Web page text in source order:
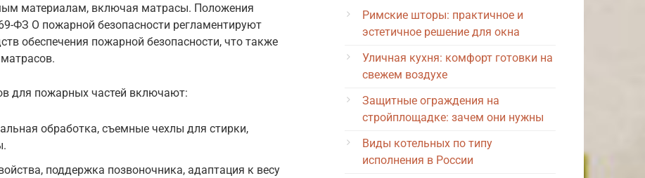
материалам, включая матрасы. Положения
ФЗ О пожарной безопасности регламентируют
обеспечения пожарной безопасности, что также
для пожарных частей включают:
обработка, съемные чехлы для стирки,
поддержка позвоночника, адаптация к весу
Римские шторы: практичное и
эстетичное решение для окна
Уличная кухня: комфорт готовки на
свежем воздухе
Защитные ограждения на
стройплощадке: зачем они нужны
Виды котельных по типу
исполнения в России